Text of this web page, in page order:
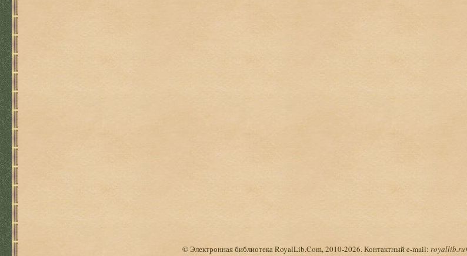
© Электронная библиотека RoyalLib.Com, 2010-2026. Контактный e-mail: